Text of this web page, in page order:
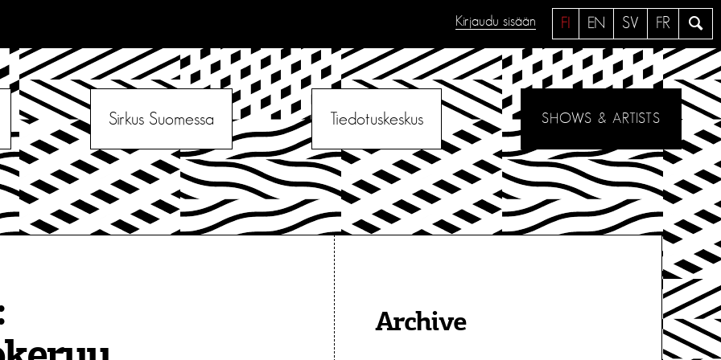
a
e
FI EN SV FR
Kirjaudu sisään
Sirkus Suomessa Tiedotuskeskus SHOWS & ARTISTS
Archive